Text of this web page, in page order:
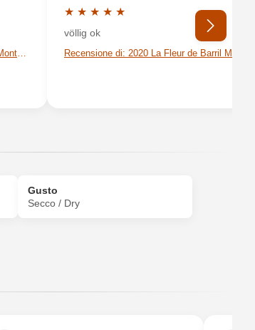
Recensione di: 2020 La Fleur de Barril Montagne Saint-Émilion AOP
★ ★ ★ ★ ★
Valutazione media di 5 su 5 stelle
völlig ok
Gusto
Secco / Dry